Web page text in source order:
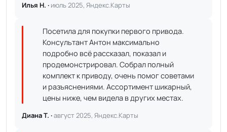
Илья Н. · июль 2025, Яндекс.Карты
Посетила для покупки первого привода.
Консультант Антон максимально
подробно всё рассказал, показал и
продемонстрировал. Собрал полный
комплект к приводу, очень помог советами
и разъяснениями. Ассортимент шикарный,
цены ниже, чем видела в других местах.
Диана Т. ·август 2025, Яндекс.Карты